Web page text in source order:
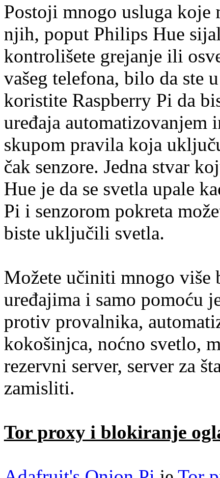
Postoji mnogo usluga
njih, poput Philips Hue
kontrolišete grejanje ili
vašeg telefona, bilo da ste
koristite Raspberry Pi da
uređaja automatizovanjem
skupom pravila koja
čak senzore. Jedna stvar
Hue je da se svetla upale
Pi i senzorom pokreta
biste uključili svetla.
Možete učiniti mnogo više
uređajima i samo pomoću
protiv provalnika,
kokošinjca, noćno svetlo,
rezervni server, server za
zamisliti.
Tor proxy i blokiranje